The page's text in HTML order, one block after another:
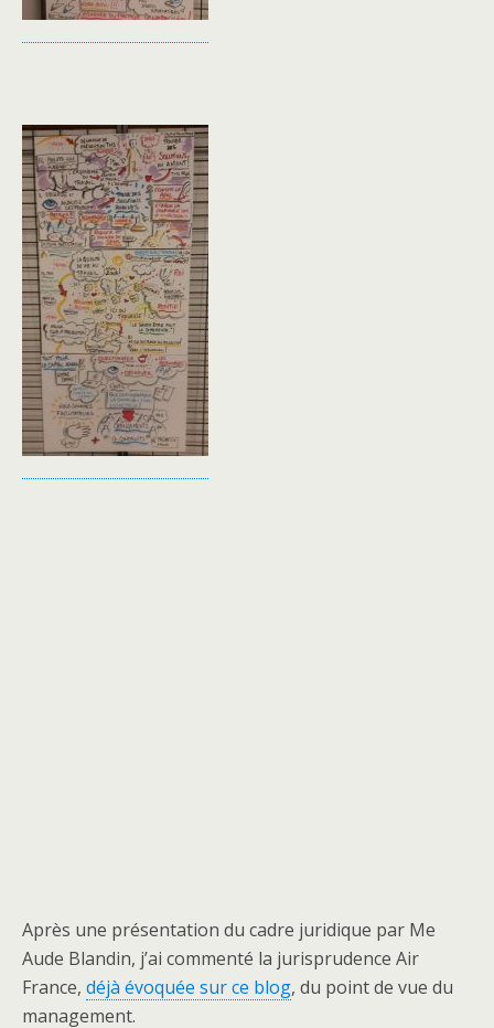
Après une présentation du cadre juridique par Me
Aude Blandin, j’ai commenté la jurisprudence Air
France, déjà évoquée sur ce blog, du point de vue du
management.